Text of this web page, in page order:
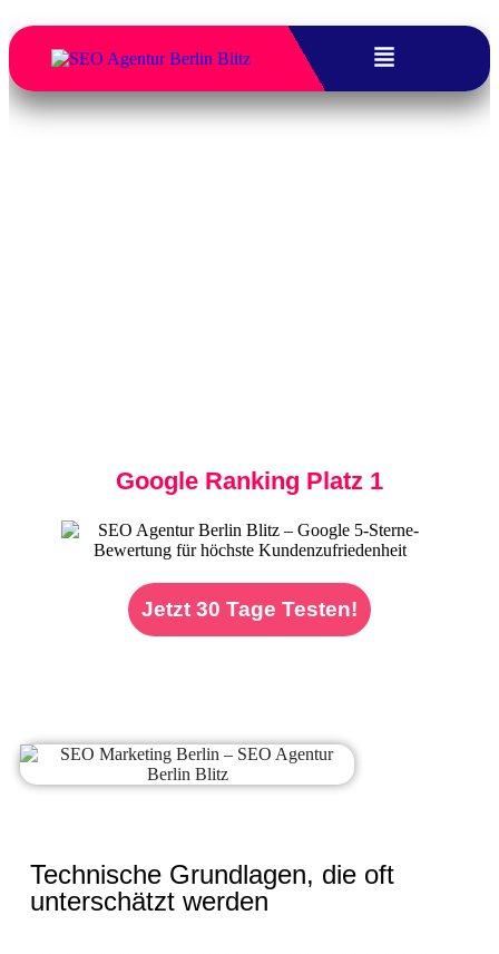
Google Ranking Platz 1
Jetzt 30 Tage Testen!
Technische Grundlagen, die oft
unterschätzt werden